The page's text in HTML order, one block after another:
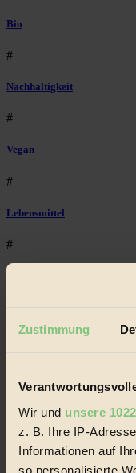
Zustimmung
Wir und unsere
z. B. Ihre IP-
Informationen auf
so personalisierte
Bio
#
Nachhaltigkeit
#
Vegan
#
Lebensmittel
#
#